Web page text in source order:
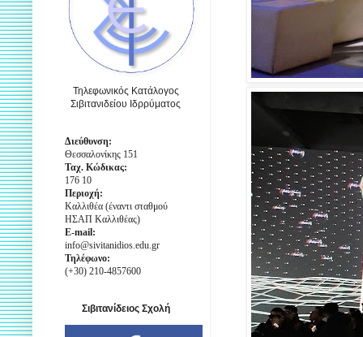
Τηλεφωνικός Κατάλογος
Σιβιτανιδείου Ιδρρύματος
Διεύθυνση:
Θεσσαλονίκης 151
Ταχ. Κώδικας:
176 10
Περιοχή:
Καλλιθέα (έναντι σταθμού
ΗΣΑΠ Καλλιθέας)
E-mail:
info@sivitanidios.edu.gr
Τηλέφωνο:
(+30) 210-4857600
Σιβιτανίδειος Σχολή